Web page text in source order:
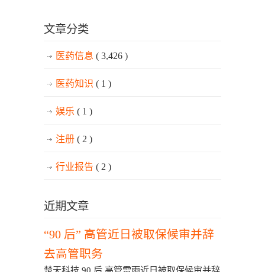
文章分类
医药信息 ( 3,426 )
医药知识 ( 1 )
娱乐 ( 1 )
注册 ( 2 )
行业报告 ( 2 )
近期文章
“90 后” 高管近日被取保候审并辞
去高管职务
楚天科技 90 后 高管雷雨近日被取保候审并辞